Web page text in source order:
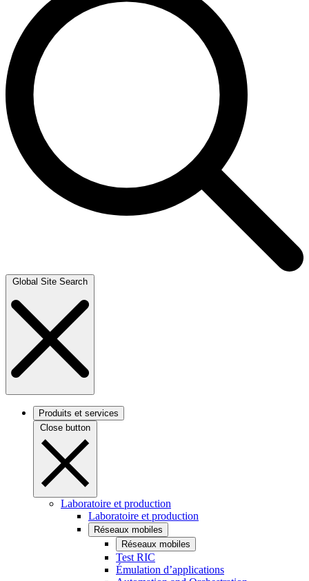
Global Site Search
Produits et services
Close button
Laboratoire et production
Laboratoire et production
Réseaux mobiles
Réseaux mobiles
Test RIC
Émulation d’applications